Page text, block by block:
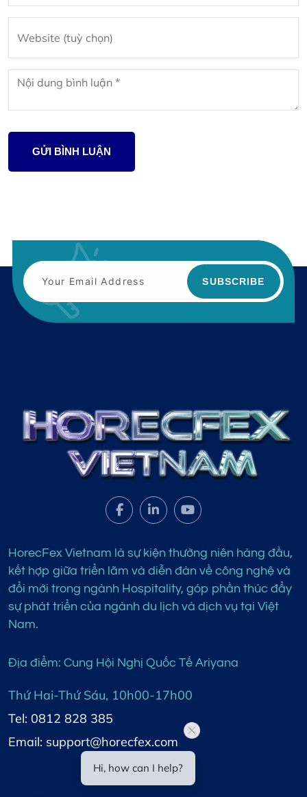
GỬI BÌNH LUẬN
SUBSCRIBE
HorecFex Vietnam là sự kiện thường niên hàng đầu,
kết hợp giữa triển lãm và diễn đàn về công nghệ và
đổi mới trong ngành Hospitality, góp phần thúc đẩy
sự phát triển của ngành du lịch và dịch vụ tại Việt
Nam.
Địa điểm: Cung Hội Nghị Quốc Tế Ariyana
Thứ Hai-Thứ Sáu, 10h00-17h00
Tel: 0812 828 385
Email: support@horecfex.com
Hi, how can I help?